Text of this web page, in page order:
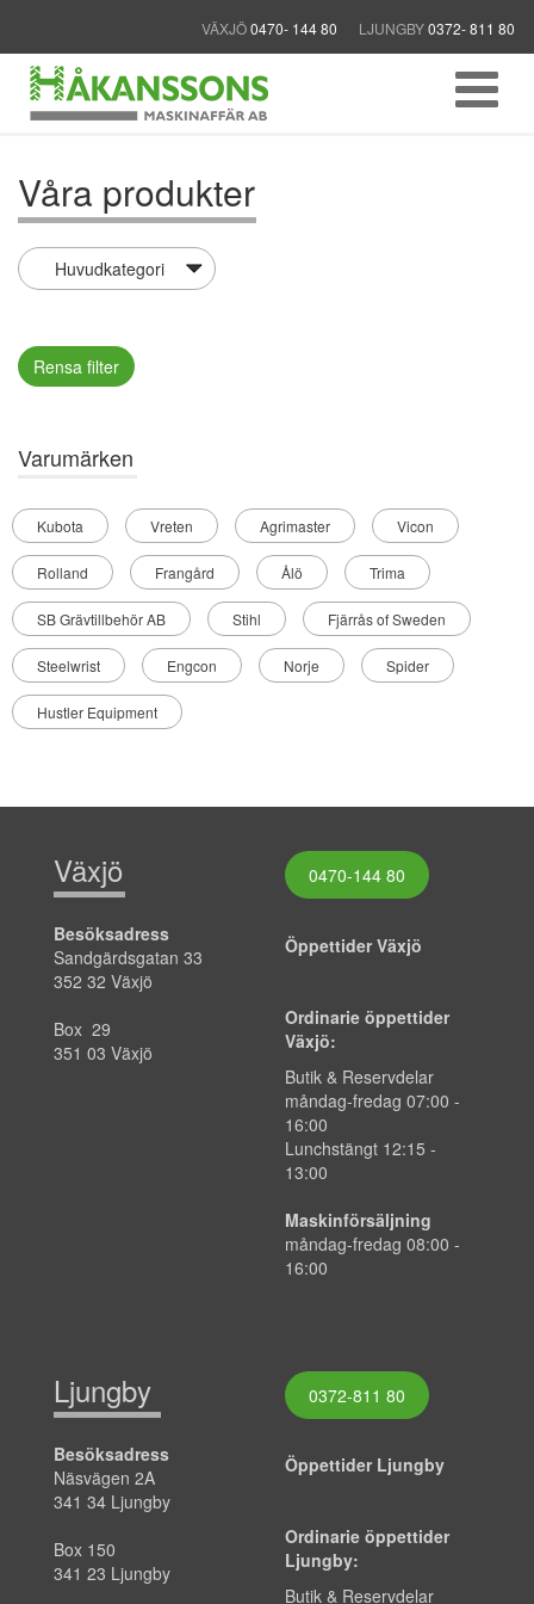
VÄXJÖ0470- 144 80 LJUNGBY0372- 811 80
Våra produkter
Rensa filter
Varumärken
Kubota Vreten Agrimaster Vicon
Rolland Frangård Ålö Trima
SB Grävtillbehör AB Stihl Fjärrås of Sweden
Steelwrist Engcon Norje Spider
Hustler Equipment
Växjö
Besöksadress
Sandgärdsgatan 33
352 32 Växjö
Box 29
351 03 Växjö
0470-144 80
Öppettider Växjö
Ordinarie öppettider
Växjö:
Butik & Reservdelar
måndag-fredag 07:00 -
16:00
Lunchstängt 12:15 -
13:00
Maskinförsäljning
måndag-fredag 08:00 -
16:00
Ljungby
Besöksadress
Näsvägen 2A
341 34 Ljungby
Box 150
341 23 Ljungby
0372-811 80
Öppettider Ljungby
Ordinarie öppettider
Ljungby:
Butik & Reservdelar